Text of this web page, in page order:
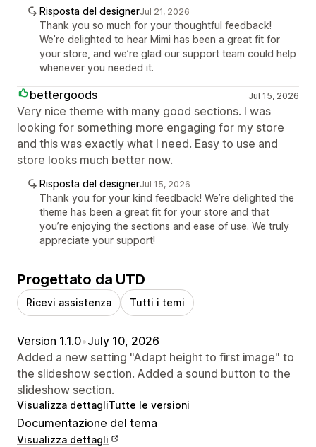
Risposta del designerJul 21, 2026
Thank you so much for your thoughtful feedback!
We’re delighted to hear Mimi has been a great fit for
your store, and we’re glad our support team could help
whenever you needed it.
bettergoods Jul 15, 2026
Very nice theme with many good sections. I was
looking for something more engaging for my store
and this was exactly what I need. Easy to use and
store looks much better now.
Risposta del designerJul 15, 2026
Thank you for your kind feedback! We’re delighted the
theme has been a great fit for your store and that
you’re enjoying the sections and ease of use. We truly
appreciate your support!
Progettato da UTD
Ricevi assistenza Tutti i temi
Version 1.1.0•July 10, 2026
Added a new setting "Adapt height to first image" to
the slideshow section. Added a sound button to the
slideshow section.
Visualizza dettagliTutte le versioni
Documentazione del tema
Visualizza dettagli